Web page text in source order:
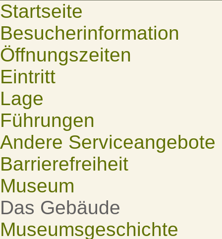
Startseite
Besucherinformation
Öffnungszeiten
Eintritt
Lage
Führungen
Andere Serviceangebote
Barrierefreiheit
Museum
Das Gebäude
Museumsgeschichte